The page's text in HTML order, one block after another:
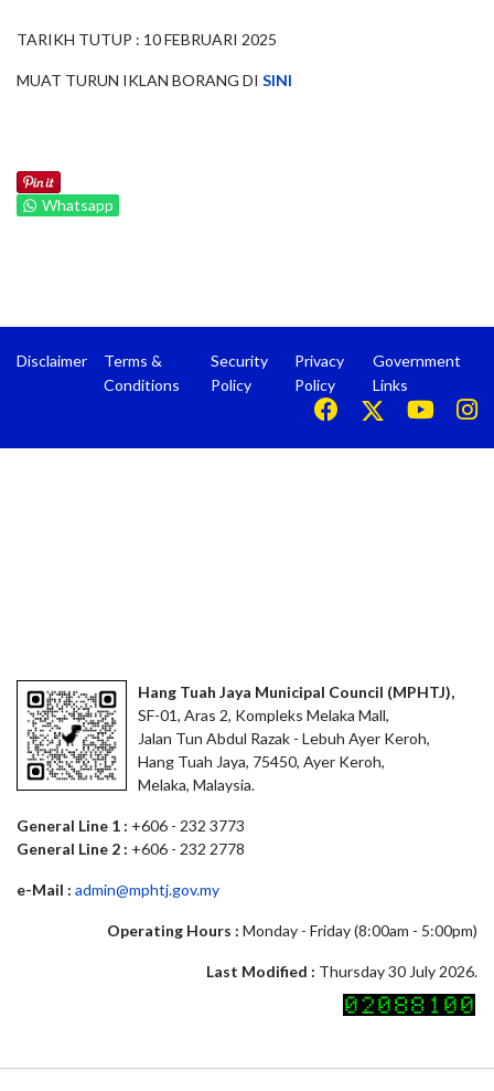
TARIKH TUTUP : 10 FEBRUARI 2025
MUAT TURUN IKLAN BORANG DI SINI
Whatsapp
Disclaimer
Terms &
Conditions
Security
Policy
Privacy
Policy
Government
Links
Hang Tuah Jaya Municipal Council (MPHTJ),
SF-01, Aras 2, Kompleks Melaka Mall,
Jalan Tun Abdul Razak - Lebuh Ayer Keroh,
Hang Tuah Jaya, 75450, Ayer Keroh,
Melaka, Malaysia.
General Line 1 : +606 - 232 3773
General Line 2 : +606 - 232 2778
e-Mail : admin@mphtj.gov.my
Operating Hours : Monday - Friday (8:00am - 5:00pm)
Last Modified : Thursday 30 July 2026.